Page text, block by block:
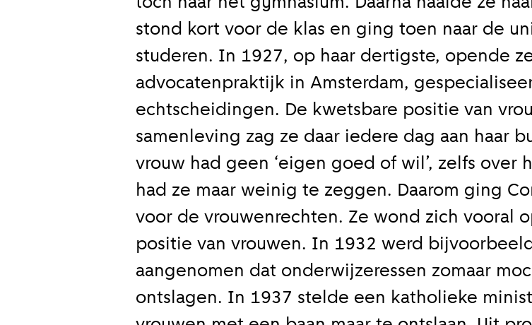
stond kort voor de klas en ging toen naar de
studeren. In 1927, op haar dertigste, opende
advocatenpraktijk in Amsterdam,
echtscheidingen. De kwetsbare positie van
samenleving zag ze daar iedere dag aan haar
vrouw had geen ‘eigen goed of wil’, zelfs over
had ze maar weinig te zeggen. Daarom ging
voor de vrouwenrechten. Ze wond zich vooral
positie van vrouwen. In 1932 werd
aangenomen dat onderwijzeressen zomaar
ontslagen. In 1937 stelde een katholieke